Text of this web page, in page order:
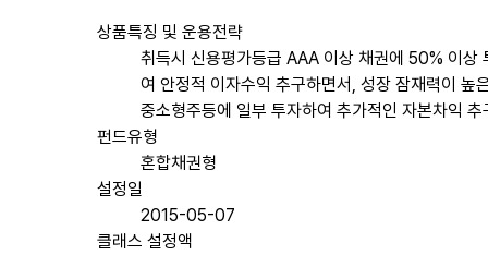
상품특징 및 운용전략
취득시 신용평가등급 AAA 이상 채권에 50% 이상
여 안정적 이자수익 추구하면서, 성장 잠재력이 높
중소형주등에 일부 투자하여 추가적인 자본차익 추
펀드유형
혼합채권형
설정일
2015-05-07
클래스 설정액